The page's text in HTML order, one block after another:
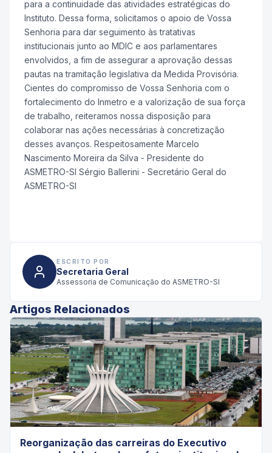
para a continuidade das atividades estratégicas do
Instituto. Dessa forma, solicitamos o apoio de Vossa
Senhoria para dar seguimento às tratativas
institucionais junto ao MDIC e aos parlamentares
envolvidos, a fim de assegurar a aprovação dessas
pautas na tramitação legislativa da Medida Provisória.
Cientes do compromisso de Vossa Senhoria com o
fortalecimento do Inmetro e a valorização de sua força
de trabalho, reiteramos nossa disposição para
colaborar nas ações necessárias à concretização
desses avanços. Respeitosamente Marcelo
Nascimento Moreira da Silva - Presidente do
ASMETRO-SI Sérgio Ballerini - Secretário Geral do
ASMETRO-SI
ESCRITO POR
Secretaria Geral
Assessoria de Comunicação do ASMETRO-SI
Artigos Relacionados
Reorganização das carreiras do Executivo